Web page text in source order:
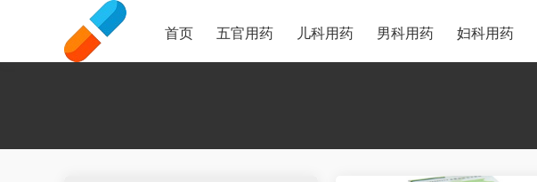
首页 五官用药 儿科用药 男科用药 妇科用药